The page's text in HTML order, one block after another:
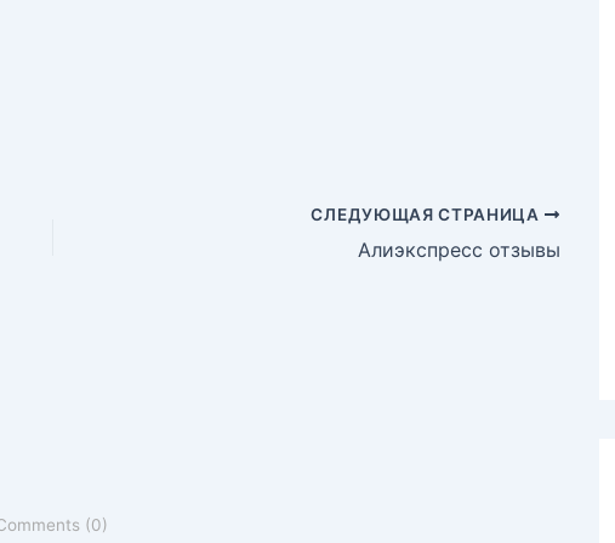
СЛЕДУЮЩАЯ СТРАНИЦА
Алиэкспресс отзывы
(0)